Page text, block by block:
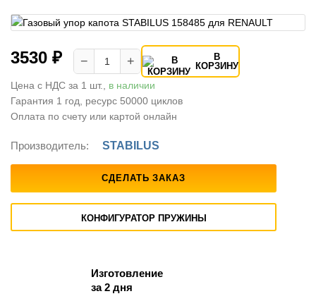
3530 ₽ − +
В
КОРЗИНУ
Цена с НДС за 1 шт., в наличии
Гарантия 1 год, ресурс 50000 циклов
Оплата по счету или картой онлайн
Производитель: STABILUS
СДЕЛАТЬ ЗАКАЗ
КОНФИГУРАТОР ПРУЖИНЫ
Изготовление
за 2 дня